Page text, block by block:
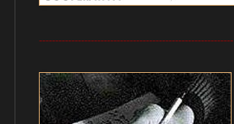
------------------------------------------------------------